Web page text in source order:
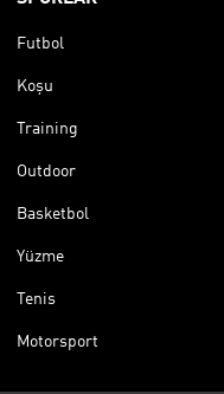
Futbol
Koşu
Training
Outdoor
Basketbol
Yüzme
Tenis
Motorsport